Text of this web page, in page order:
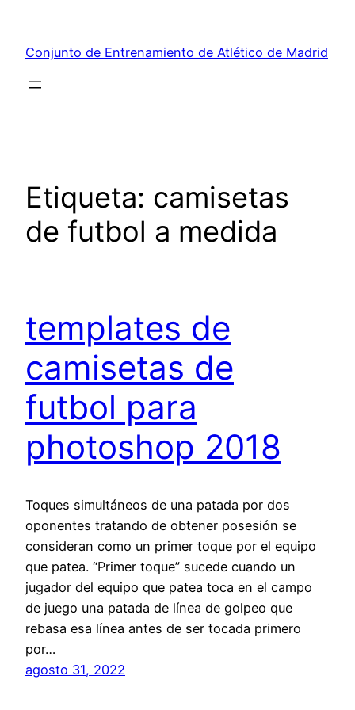
contenido
Conjunto de Entrenamiento de Atlético de Madrid
Etiqueta: camisetas
de futbol a medida
templates de
camisetas de
futbol para
photoshop 2018
Toques simultáneos de una patada por dos
oponentes tratando de obtener posesión se
consideran como un primer toque por el equipo
que patea. “Primer toque” sucede cuando un
jugador del equipo que patea toca en el campo
de juego una patada de línea de golpeo que
rebasa esa línea antes de ser tocada primero
por…
agosto 31, 2022